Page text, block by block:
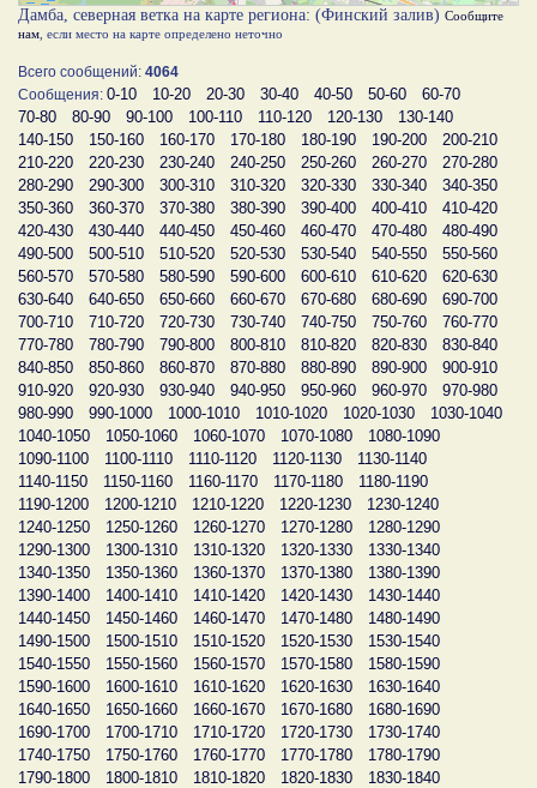
Дамба, северная ветка на карте региона: (Финский залив) Сообщите
нам , если место на карте определено неточно
Всего сообщений: 4064
Сообщения: 0-10 10-20 20-30 30-40 40-50 50-60
60-70
70-80
80-90 90-100 100-110 110-120 120-130
130-140
140-150
150-160 160-170 170-180 180-190 190-200
200-210
210-220
220-230 230-240 240-250 250-260 260-270
270-280
280-290
290-300 300-310 310-320 320-330 330-340
340-350
350-360
360-370 370-380 380-390 390-400 400-410
410-420
420-430
430-440 440-450 450-460 460-470 470-480
480-490
490-500
500-510 510-520 520-530 530-540 540-550
550-560
560-570
570-580 580-590 590-600 600-610 610-620
620-630
630-640
640-650 650-660 660-670 670-680 680-690
690-700
700-710
710-720 720-730 730-740 740-750 750-760
760-770
770-780
780-790 790-800 800-810 810-820 820-830
830-840
840-850
850-860 860-870 870-880 880-890 890-900
900-910
910-920
920-930 930-940 940-950 950-960 960-970
970-980
980-990
990-1000 1000-1010 1010-1020 1020-1030
1030-1040
1040-1050
1050-1060 1060-1070 1070-1080
1080-1090
1090-1100
1100-1110 1110-1120 1120-1130
1130-1140
1140-1150
1150-1160 1160-1170 1170-1180
1180-1190
1190-1200
1200-1210 1210-1220 1220-1230
1230-1240
1240-1250
1250-1260 1260-1270 1270-1280
1280-1290
1290-1300
1300-1310 1310-1320 1320-1330
1330-1340
1340-1350
1350-1360 1360-1370 1370-1380
1380-1390
1390-1400
1400-1410 1410-1420 1420-1430
1430-1440
1440-1450
1450-1460 1460-1470 1470-1480
1480-1490
1490-1500
1500-1510 1510-1520 1520-1530
1530-1540
1540-1550
1550-1560 1560-1570 1570-1580
1580-1590
1590-1600
1600-1610 1610-1620 1620-1630
1630-1640
1640-1650
1650-1660 1660-1670 1670-1680
1680-1690
1690-1700
1700-1710 1710-1720 1720-1730
1730-1740
1740-1750
1750-1760 1760-1770 1770-1780
1780-1790
1790-1800
1800-1810 1810-1820 1820-1830
1830-1840